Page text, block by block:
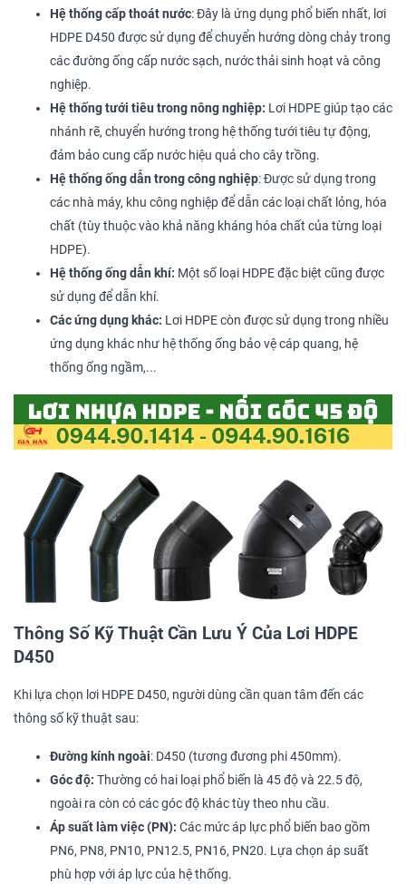
Hệ thống cấp thoát nước: Đây là ứng dụng phổ biến nhất, lơi
HDPE D450 được sử dụng để chuyển hướng dòng chảy trong
các đường ống cấp nước sạch, nước thải sinh hoạt và công
nghiệp.
Hệ thống tưới tiêu trong nông nghiệp: Lơi HDPE giúp tạo các
nhánh rẽ, chuyển hướng trong hệ thống tưới tiêu tự động,
đảm bảo cung cấp nước hiệu quả cho cây trồng.
Hệ thống ống dẫn trong công nghiệp: Được sử dụng trong
các nhà máy, khu công nghiệp để dẫn các loại chất lỏng, hóa
chất (tùy thuộc vào khả năng kháng hóa chất của từng loại
HDPE).
Hệ thống ống dẫn khí: Một số loại HDPE đặc biệt cũng được
sử dụng để dẫn khí.
Các ứng dụng khác: Lơi HDPE còn được sử dụng trong nhiều
ứng dụng khác như hệ thống ống bảo vệ cáp quang, hệ
thống ống ngầm,...
Thông Số Kỹ Thuật Cần Lưu Ý Của Lơi HDPE
D450
Khi lựa chọn lơi HDPE D450, người dùng cần quan tâm đến các
thông số kỹ thuật sau:
Đường kính ngoài: D450 (tương đương phi 450mm).
Góc độ: Thường có hai loại phổ biến là 45 độ và 22.5 độ,
ngoài ra còn có các góc độ khác tùy theo nhu cầu.
Áp suất làm việc (PN): Các mức áp lực phổ biến bao gồm
PN6, PN8, PN10, PN12.5, PN16, PN20. Lựa chọn áp suất
phù hợp với áp lực của hệ thống.